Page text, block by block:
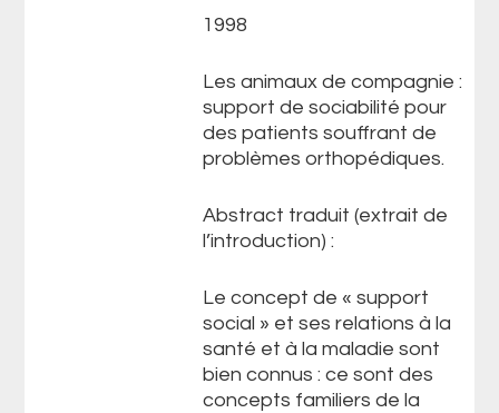
1998
Les animaux de compagnie :
support de sociabilité pour
des patients souffrant de
problèmes orthopédiques.
Abstract traduit (extrait de
l’introduction) :
Le concept de « support
social » et ses relations à la
santé et à la maladie sont
bien connus : ce sont des
concepts familiers de la